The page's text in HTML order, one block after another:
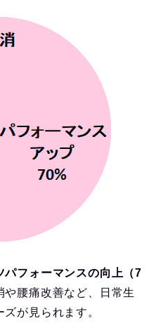
パフォーマンスの向上（7
や腰痛改善など、日常生
が見られます。